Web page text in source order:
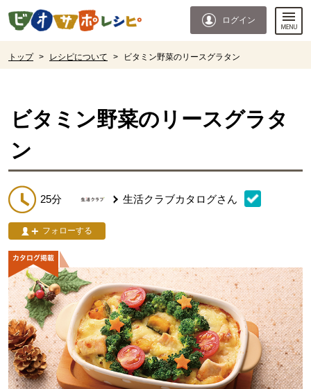
ページの先頭です。
ログイン
トップ > レシピについて > ビタミン野菜のリースグラタン
ビタミン野菜のリースグラタ
ン
25分 生活クラブカタログさん
フォローする